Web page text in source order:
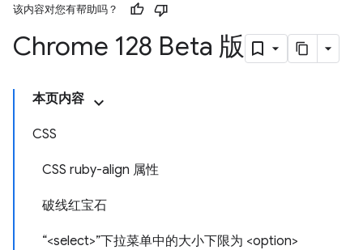
该内容对您有帮助吗？
Chrome 128 Beta 版
本页内容
CSS
CSS ruby-align 属性
破线红宝石
“<select>”下拉菜单中的大小下限为 <option>